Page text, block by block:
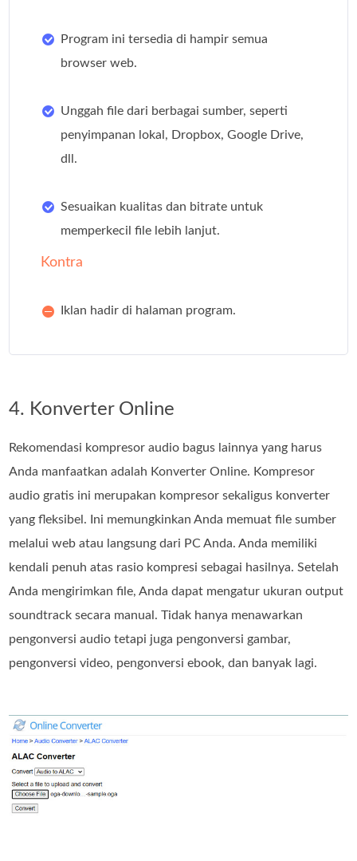
Program ini tersedia di hampir semua
browser web.
Unggah file dari berbagai sumber, seperti
penyimpanan lokal, Dropbox, Google Drive,
dll.
Sesuaikan kualitas dan bitrate untuk
memperkecil file lebih lanjut.
Kontra
Iklan hadir di halaman program.
4. Konverter Online
Rekomendasi kompresor audio bagus lainnya yang harus
Anda manfaatkan adalah Konverter Online. Kompresor
audio gratis ini merupakan kompresor sekaligus konverter
yang fleksibel. Ini memungkinkan Anda memuat file sumber
melalui web atau langsung dari PC Anda. Anda memiliki
kendali penuh atas rasio kompresi sebagai hasilnya. Setelah
Anda mengirimkan file, Anda dapat mengatur ukuran output
soundtrack secara manual. Tidak hanya menawarkan
pengonversi audio tetapi juga pengonversi gambar,
pengonversi video, pengonversi ebook, dan banyak lagi.